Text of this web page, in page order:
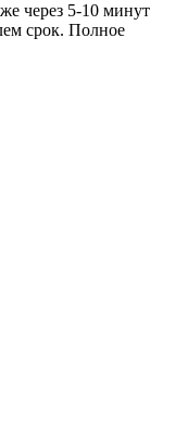
через 5-10 минут
срок. Полное